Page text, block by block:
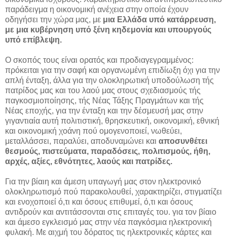
παράδειγμα η οικονομική ανέχεια στην οποία έχουν
οδηγήσει την χώρα μας, με μια Ελλάδα υπό κατάρρευση,
με μια κυβέρνηση υπό ξένη κηδεμονία και υπουργούς
υπό επίβλεψη.
Ο σκοπός τους είναι ορατός και προδιαγεγραμμένος:
πρόκειται για την σαφή και οργανωμένη επιδίωξη όχι για την
απλή ένταξη, άλλα για την ολοκληρωτική υποδούλωση τής
πατρίδος μας και του λαού μας στους σχεδιασμούς τής
παγκοσμιοποίησης, τής Νέας Τάξης Πραγμάτων και τής
Νέας εποχής, για την ένταξη και την δέσμευσή μας στην
γιγαντιαία αυτή πολιτιστική, θρησκευτική, οικονομική, εθνική
και οικονομική χοάνη πού ομογενοποιεί, νωθεύει,
μεταλλάσσει, παραλύει, αποδυναμώνει και αποσυνθέτει
θεσμούς, πιστεύματα, παραδόσεις, πολιτισμούς, ήθη,
αρχές, αξίες, εθνότητες, λαούς και πατρίδες.
Για την βίαιη και άμεση υπαγωγή μας στον ηλεκτρονικό
ολοκληρωτισμό πού παρακολουθεί, χαρακτηρίζει, στιγματίζει
και ενοχοποιεί ό,τι και όσους επιθυμεί, ό,τι και όσους
αντιδρούν και αντιτάσσονται στις επιταγές του. για τον βίαιο
και άμεσο εγκλεισμό μας στην νέα παγκόσμια ηλεκτρονική
φυλακή. Με αιχμή του δόρατος τις ηλεκτρονικές κάρτες και